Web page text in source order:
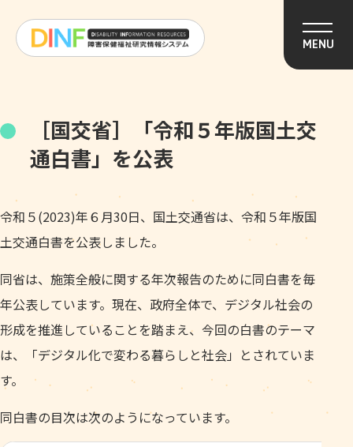
MENU
［国交省］「令和５年版国土交
通白書」を公表
令和５(2023)年６月30日、国土交通省は、令和５年版国
土交通白書を公表しました。
同省は、施策全般に関する年次報告のために同白書を毎
年公表しています。現在、政府全体で、デジタル社会の
形成を推進していることを踏まえ、今回の白書のテーマ
は、「デジタル化で変わる暮らしと社会」とされていま
す。
同白書の目次は次のようになっています。